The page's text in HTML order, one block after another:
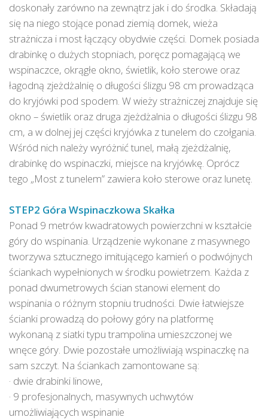
doskonały zarówno na zewnątrz jak i do środka. Składają
się na niego stojące ponad ziemią domek, wieża
strażnicza i most łączący obydwie części. Domek posiada
drabinkę o dużych stopniach, poręcz pomagającą we
wspinaczce, okrągłe okno, świetlik, koło sterowe oraz
łagodną zjeżdżalnię o długości ślizgu 98 cm prowadząca
do kryjówki pod spodem. W wieży strażniczej znajduje się
okno – świetlik oraz druga zjeżdżalnia o długości ślizgu 98
cm, a w dolnej jej części kryjówka z tunelem do czołgania.
Wśród nich należy wyróżnić tunel, małą zjeżdżalnię,
drabinkę do wspinaczki, miejsce na kryjówkę. Oprócz
tego „Most z tunelem” zawiera koło sterowe oraz lunetę.
STEP2 Góra Wspinaczkowa Skałka
Ponad 9 metrów kwadratowych powierzchni w kształcie
góry do wspinania. Urządzenie wykonane z masywnego
tworzywa sztucznego imitującego kamień o podwójnych
ściankach wypełnionych w środku powietrzem. Każda z
ponad dwumetrowych ścian stanowi element do
wspinania o różnym stopniu trudności. Dwie łatwiejsze
ścianki prowadzą do połowy góry na platformę
wykonaną z siatki typu trampolina umieszczonej we
wnęce góry. Dwie pozostałe umożliwiają wspinaczkę na
sam szczyt. Na ściankach zamontowane są:
· dwie drabinki linowe,
· 9 profesjonalnych, masywnych uchwytów
umożliwiających wspinanie